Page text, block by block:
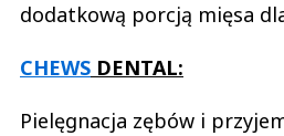
dodatkową porcją mięsa
CHEWS DENTAL:
Pielęgnacja zębów i